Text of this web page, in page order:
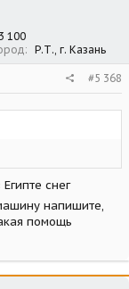
3 100
Р.Т., г. Казань
#5 368
снег
напишите,
помощь